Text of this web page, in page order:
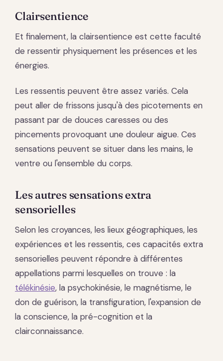
Clairsentience
Et finalement, la clairsentience est cette faculté
de ressentir physiquement les présences et les
énergies.
Les ressentis peuvent être assez variés. Cela
peut aller de frissons jusqu'à des picotements en
passant par de douces caresses ou des
pincements provoquant une douleur aigue. Ces
sensations peuvent se situer dans les mains, le
ventre ou l'ensemble du corps.
Les autres sensations extra
sensorielles
Selon les croyances, les lieux géographiques, les
expériences et les ressentis, ces capacités extra
sensorielles peuvent répondre à différentes
appellations parmi lesquelles on trouve : la
télékinésie, la psychokinésie, le magnétisme, le
don de guérison, la transfiguration, l'expansion de
la conscience, la pré-cognition et la
clairconnaissance.